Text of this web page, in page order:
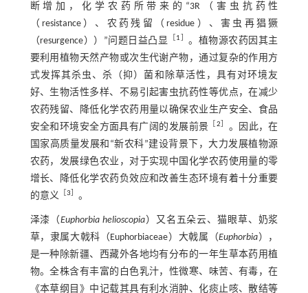
断增加，化学农药所带来的“3R（害虫抗药性
（resistance）、农药残留（residue）、害虫再猖獗
（resurgence））”问题日益凸显
1
。植物源农药因其主
要利用植物天然产物或次生代谢产物，通过复杂的作用方
式发挥其杀虫、杀（抑）菌和除草活性，具有对环境友
好、生物活性多样、不易引起害虫抗药性等优点，在减少
农药残留、降低化学农药用量以确保农业生产安全、食品
安全和环境安全方面具有广阔的发展前景
2
。因此，在
国家高质量发展和“新农科”建设背景下，大力发展植物源
农药，发展绿色农业，对于实现中国化学农药使用量的零
增长、降低化学农药负效应和改善生态环境有着十分重要
的意义
3 。
泽漆（Euphorbia helioscopia ）又名五朵云、猫眼草、奶浆
草，隶属大戟科（Euphorbiaceae）大戟属（Euphorbia ），
是一种除新疆、西藏外各地均有分布的一年生草本药用植
物。全株含有丰富的白色乳汁，性微寒、味苦、有毒，在
《本草纲目》中记载其具有利水消肿、化痰止咳、散结等